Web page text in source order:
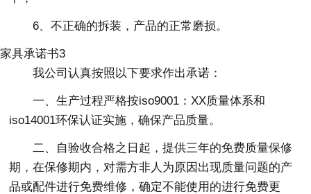
6、不正确的拆装，产品的正常磨损。
家具承诺书3
我公司认真按照以下要求作出承诺：
一、生产过程严格按iso9001：XX质量体系和
iso14001环保认证实施，确保产品质量。
二、自验收合格之日起，提供三年的免费质量保修
期，在保修期内，对需方非人为原因出现质量问题的产
品或配件进行免费维修，确定不能使用的进行免费更